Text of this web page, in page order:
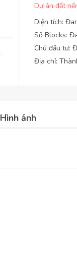
Dự án đất
Diện tích:
Số Blocks:
Chủ đầu tư:
Địa chỉ:
Hình ảnh